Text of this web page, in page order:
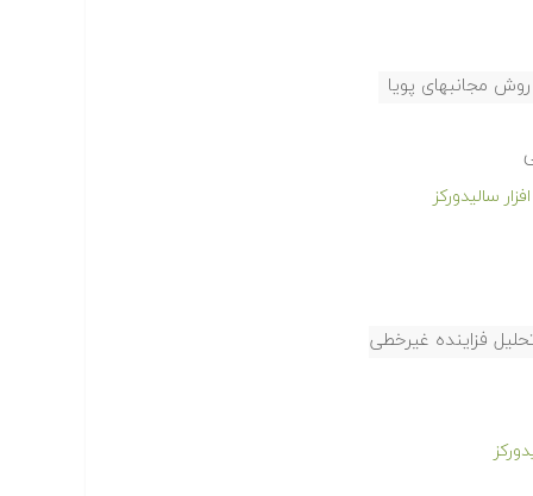
مجانبهای پویا
فزاینده غیرخطی